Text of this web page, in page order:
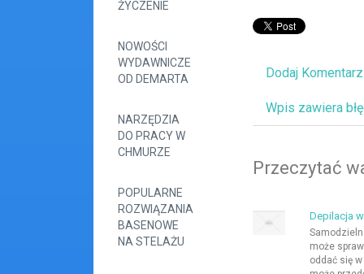
ŻYCZENIE
NOWOŚCI
WYDAWNICZE
OD DEMARTA
NARZĘDZIA
DO PRACY W
CHMURZE
POPULARNE
ROZWIĄZANIA
BASENOWE
NA STELAŻU
Dodaj Komentarz
Wpis zawiera
Przeczytać
Depilacja
może
oddać się